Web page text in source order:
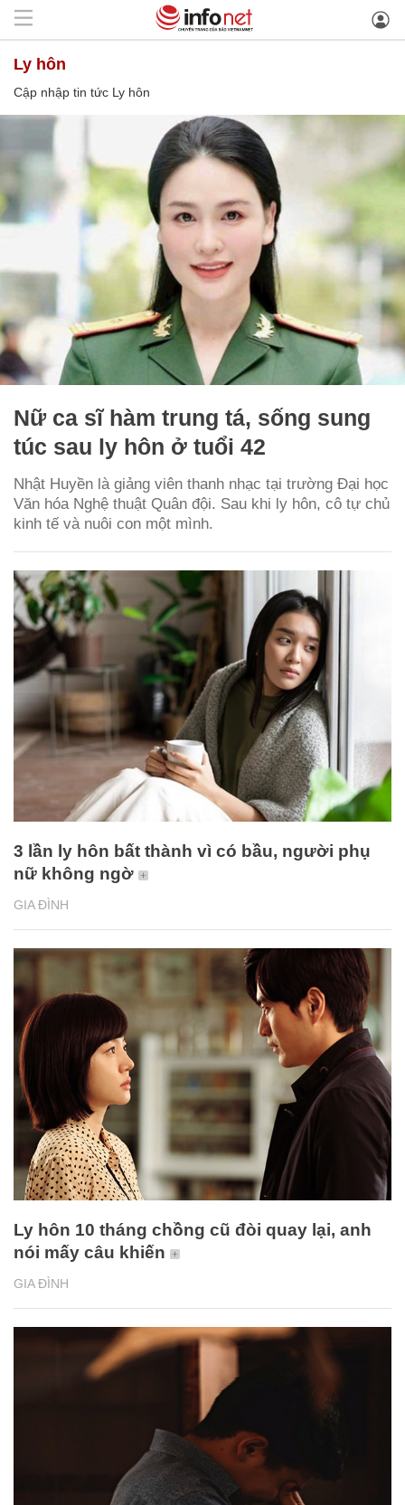
Ly hôn
Cập nhập tin tức Ly hôn
Nữ ca sĩ hàm trung tá, sống sung
túc sau ly hôn ở tuổi 42
Nhật Huyền là giảng viên thanh nhạc tại trường Đại học
Văn hóa Nghệ thuật Quân đội. Sau khi ly hôn, cô tự chủ
kinh tế và nuôi con một mình.
GIA ĐÌNH
3 lần ly hôn bất thành vì có bầu, người phụ
nữ không ngờ
GIA ĐÌNH
Ly hôn 10 tháng chồng cũ đòi quay lại, anh
nói mấy câu khiến